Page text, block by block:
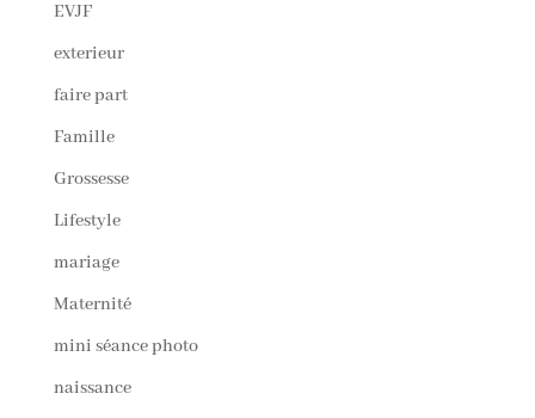
EVJF
exterieur
faire part
Famille
Grossesse
Lifestyle
mariage
Maternité
mini séance photo
naissance